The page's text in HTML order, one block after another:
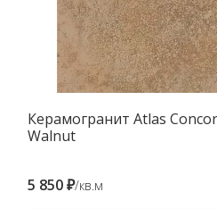
Керамогранит Atlas
Walnut
5 850 ₽/кв.м